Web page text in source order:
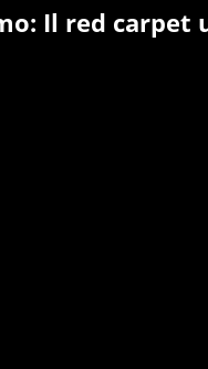
Il red carpet